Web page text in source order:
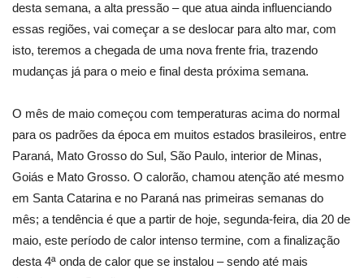
desta semana, a alta pressão – que atua ainda influenciando
essas regiões, vai começar a se deslocar para alto mar, com
isto, teremos a chegada de uma nova frente fria, trazendo
mudanças já para o meio e final desta próxima semana.
O mês de maio começou com temperaturas acima do normal
para os padrões da época em muitos estados brasileiros, entre
Paraná, Mato Grosso do Sul, São Paulo, interior de Minas,
Goiás e Mato Grosso. O calorão, chamou atenção até mesmo
em Santa Catarina e no Paraná nas primeiras semanas do
mês; a tendência é que a partir de hoje, segunda-feira, dia 20 de
maio, este período de calor intenso termine, com a finalização
desta 4ª onda de calor que se instalou – sendo até mais